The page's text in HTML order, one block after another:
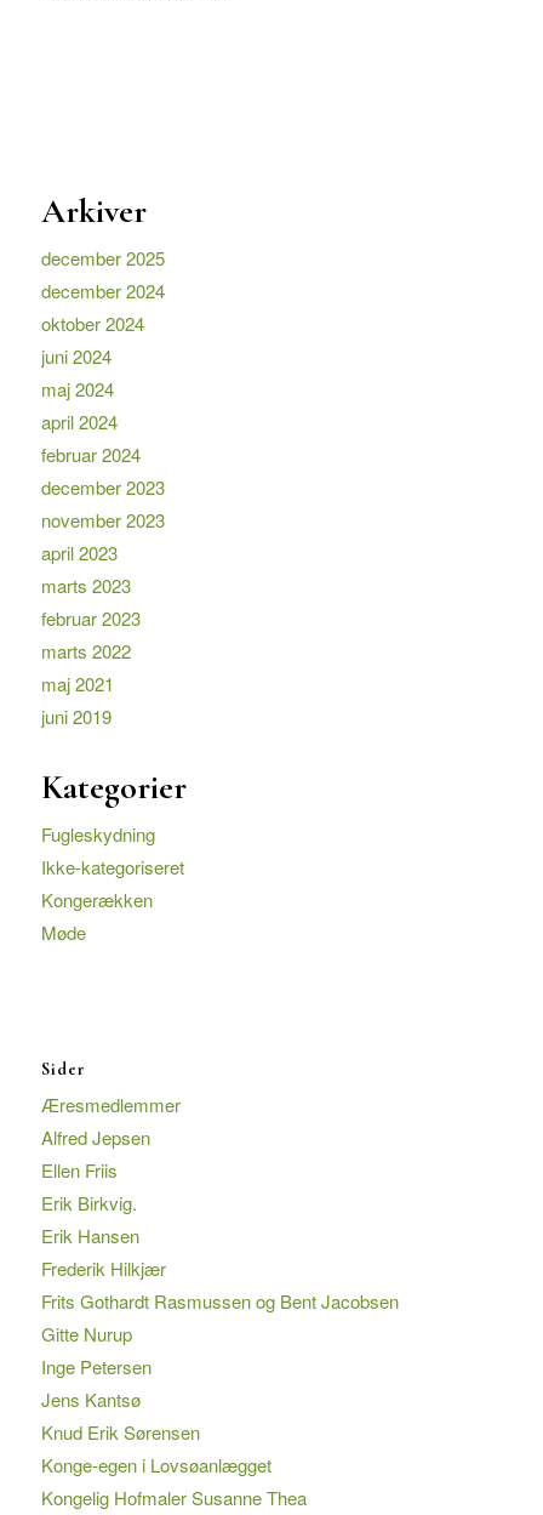
Arkiver
december 2025
december 2024
oktober 2024
juni 2024
maj 2024
april 2024
februar 2024
december 2023
november 2023
april 2023
marts 2023
februar 2023
marts 2022
maj 2021
juni 2019
Kategorier
Fugleskydning
Ikke-kategoriseret
Kongerækken
Møde
Sider
Æresmedlemmer
Alfred Jepsen
Ellen Friis
Erik Birkvig.
Erik Hansen
Frederik Hilkjær
Frits Gothardt Rasmussen og Bent Jacobsen
Gitte Nurup
Inge Petersen
Jens Kantsø
Knud Erik Sørensen
Konge-egen i Lovsøanlægget
Kongelig Hofmaler Susanne Thea